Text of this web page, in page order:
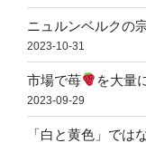
ニュルンベルクの
2023-10-31
市場で苺 を大量
2023-09-29
「白と黄色」で